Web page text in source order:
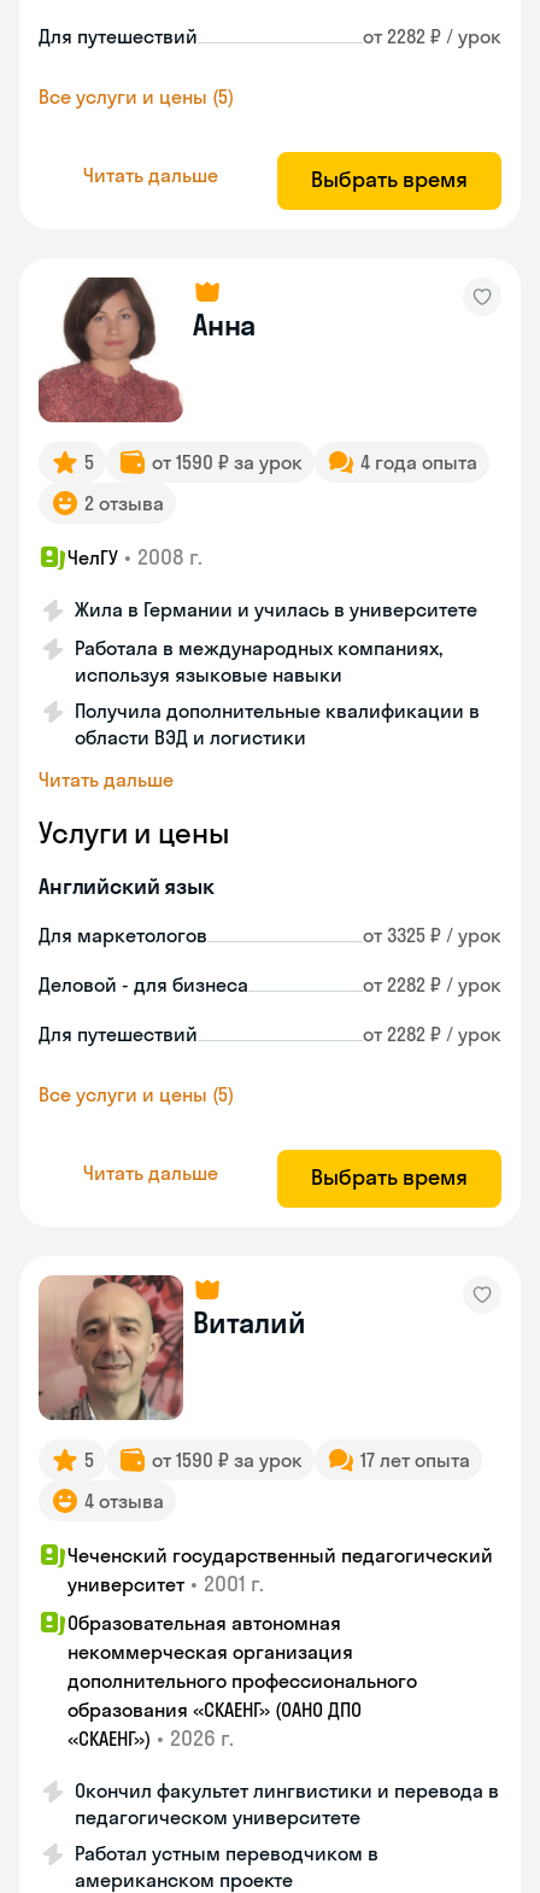
Для путешествий от 2282 ₽ / урок
Все услуги и цены (5)
Читать дальше Выбрать время
Анна
5 от 1590 ₽ за урок
4 года опыта
2 отзыва
ЧелГУ • 2008 г.
Жила в Германии и училась в университете
Работала в международных компаниях,
используя языковые навыки
Получила дополнительные квалификации в
области ВЭД и логистики
Читать дальше
Услуги и цены
Английский язык
Для маркетологов от 3325 ₽ / урок
Деловой - для бизнеса от 2282 ₽ / урок
Для путешествий от 2282 ₽ / урок
Все услуги и цены (5)
Читать дальше Выбрать время
Виталий
5 от 1590 ₽ за урок
17 лет опыта
4 отзыва
Чеченский государственный педагогический
университет • 2001 г.
Образовательная автономная
некоммерческая организация
дополнительного профессионального
образования «СКАЕНГ» (ОАНО ДПО
«СКАЕНГ») • 2026 г.
Окончил факультет лингвистики и перевода в
педагогическом университете
Работал устным переводчиком в
американском проекте